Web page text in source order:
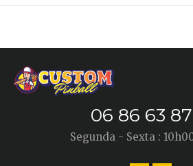
06 86 63
Segunda - Sexta :